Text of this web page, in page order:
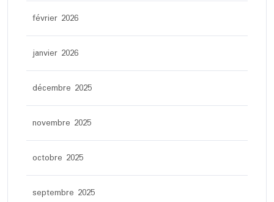
février 2026
janvier 2026
décembre 2025
novembre 2025
octobre 2025
septembre 2025